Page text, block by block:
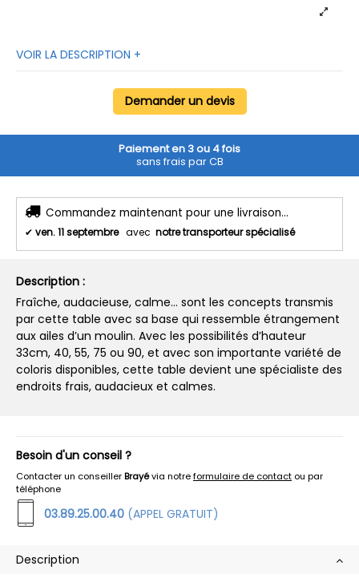
VOIR LA DESCRIPTION +
Demander un devis
Paiement en 3 ou 4 fois
sans frais par CB
Commandez maintenant pour une livraison...
✔ ven. 11 septembre avec notre transporteur spécialisé
Description :
Fraîche, audacieuse, calme… sont les concepts transmis
par cette table avec sa base qui ressemble étrangement
aux ailes d’un moulin. Avec les possibilités d’hauteur
33cm, 40, 55, 75 ou 90, et avec son importante variété de
coloris disponibles, cette table devient une spécialiste des
endroits frais, audacieux et calmes.
Besoin d'un conseil ?
Contacter un conseillerBrayévia notreformulaire de contact ou par
téléphone
03.89.25.00.40 (APPEL GRATUIT)
Description